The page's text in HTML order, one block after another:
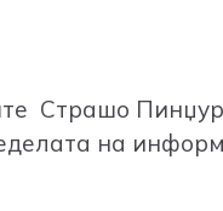
Страшо
на